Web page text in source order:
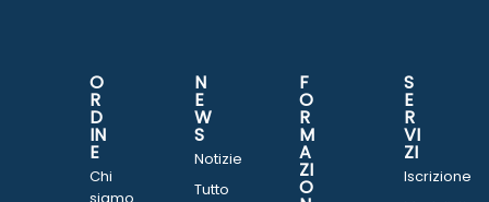
O
R
D
IN
E
Chi
N
E
W
S
Notizie
Tutto
F
O
R
M
A
ZI
O
S
E
R
VI
ZI
Iscrizione